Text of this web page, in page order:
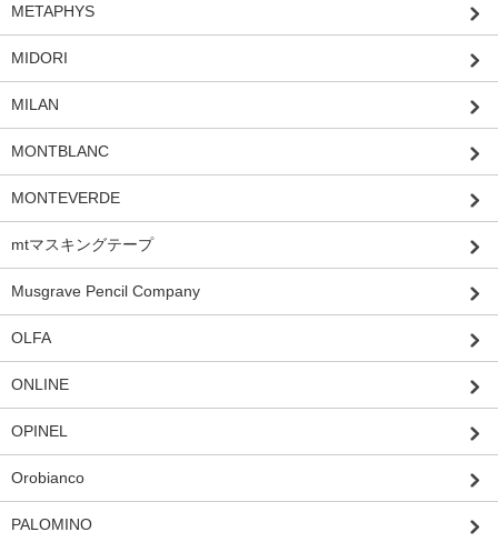
METAPHYS
MIDORI
MILAN
MONTBLANC
MONTEVERDE
mtマスキングテープ
Musgrave Pencil Company
OLFA
ONLINE
OPINEL
Orobianco
PALOMINO